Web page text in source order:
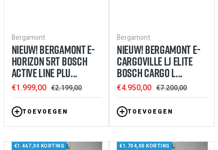
Bergamont
NIEUW! BERGAMONT E-
HORIZON 5RT BOSCH
ACTIVE LINE PLU...
Sale
price
€1.999,00 Regular
price
€2.199,00
TOEVOEGEN
Bergamont
NIEUW! BERGAMONT E-
CARGOVILLE LJ ELITE
BOSCH CARGO L...
Sale
price
€4.950,00 Regular
price
€7.200,00
TOEVOEGEN
€1.467,00 KORTING €1.704,00 KORTING